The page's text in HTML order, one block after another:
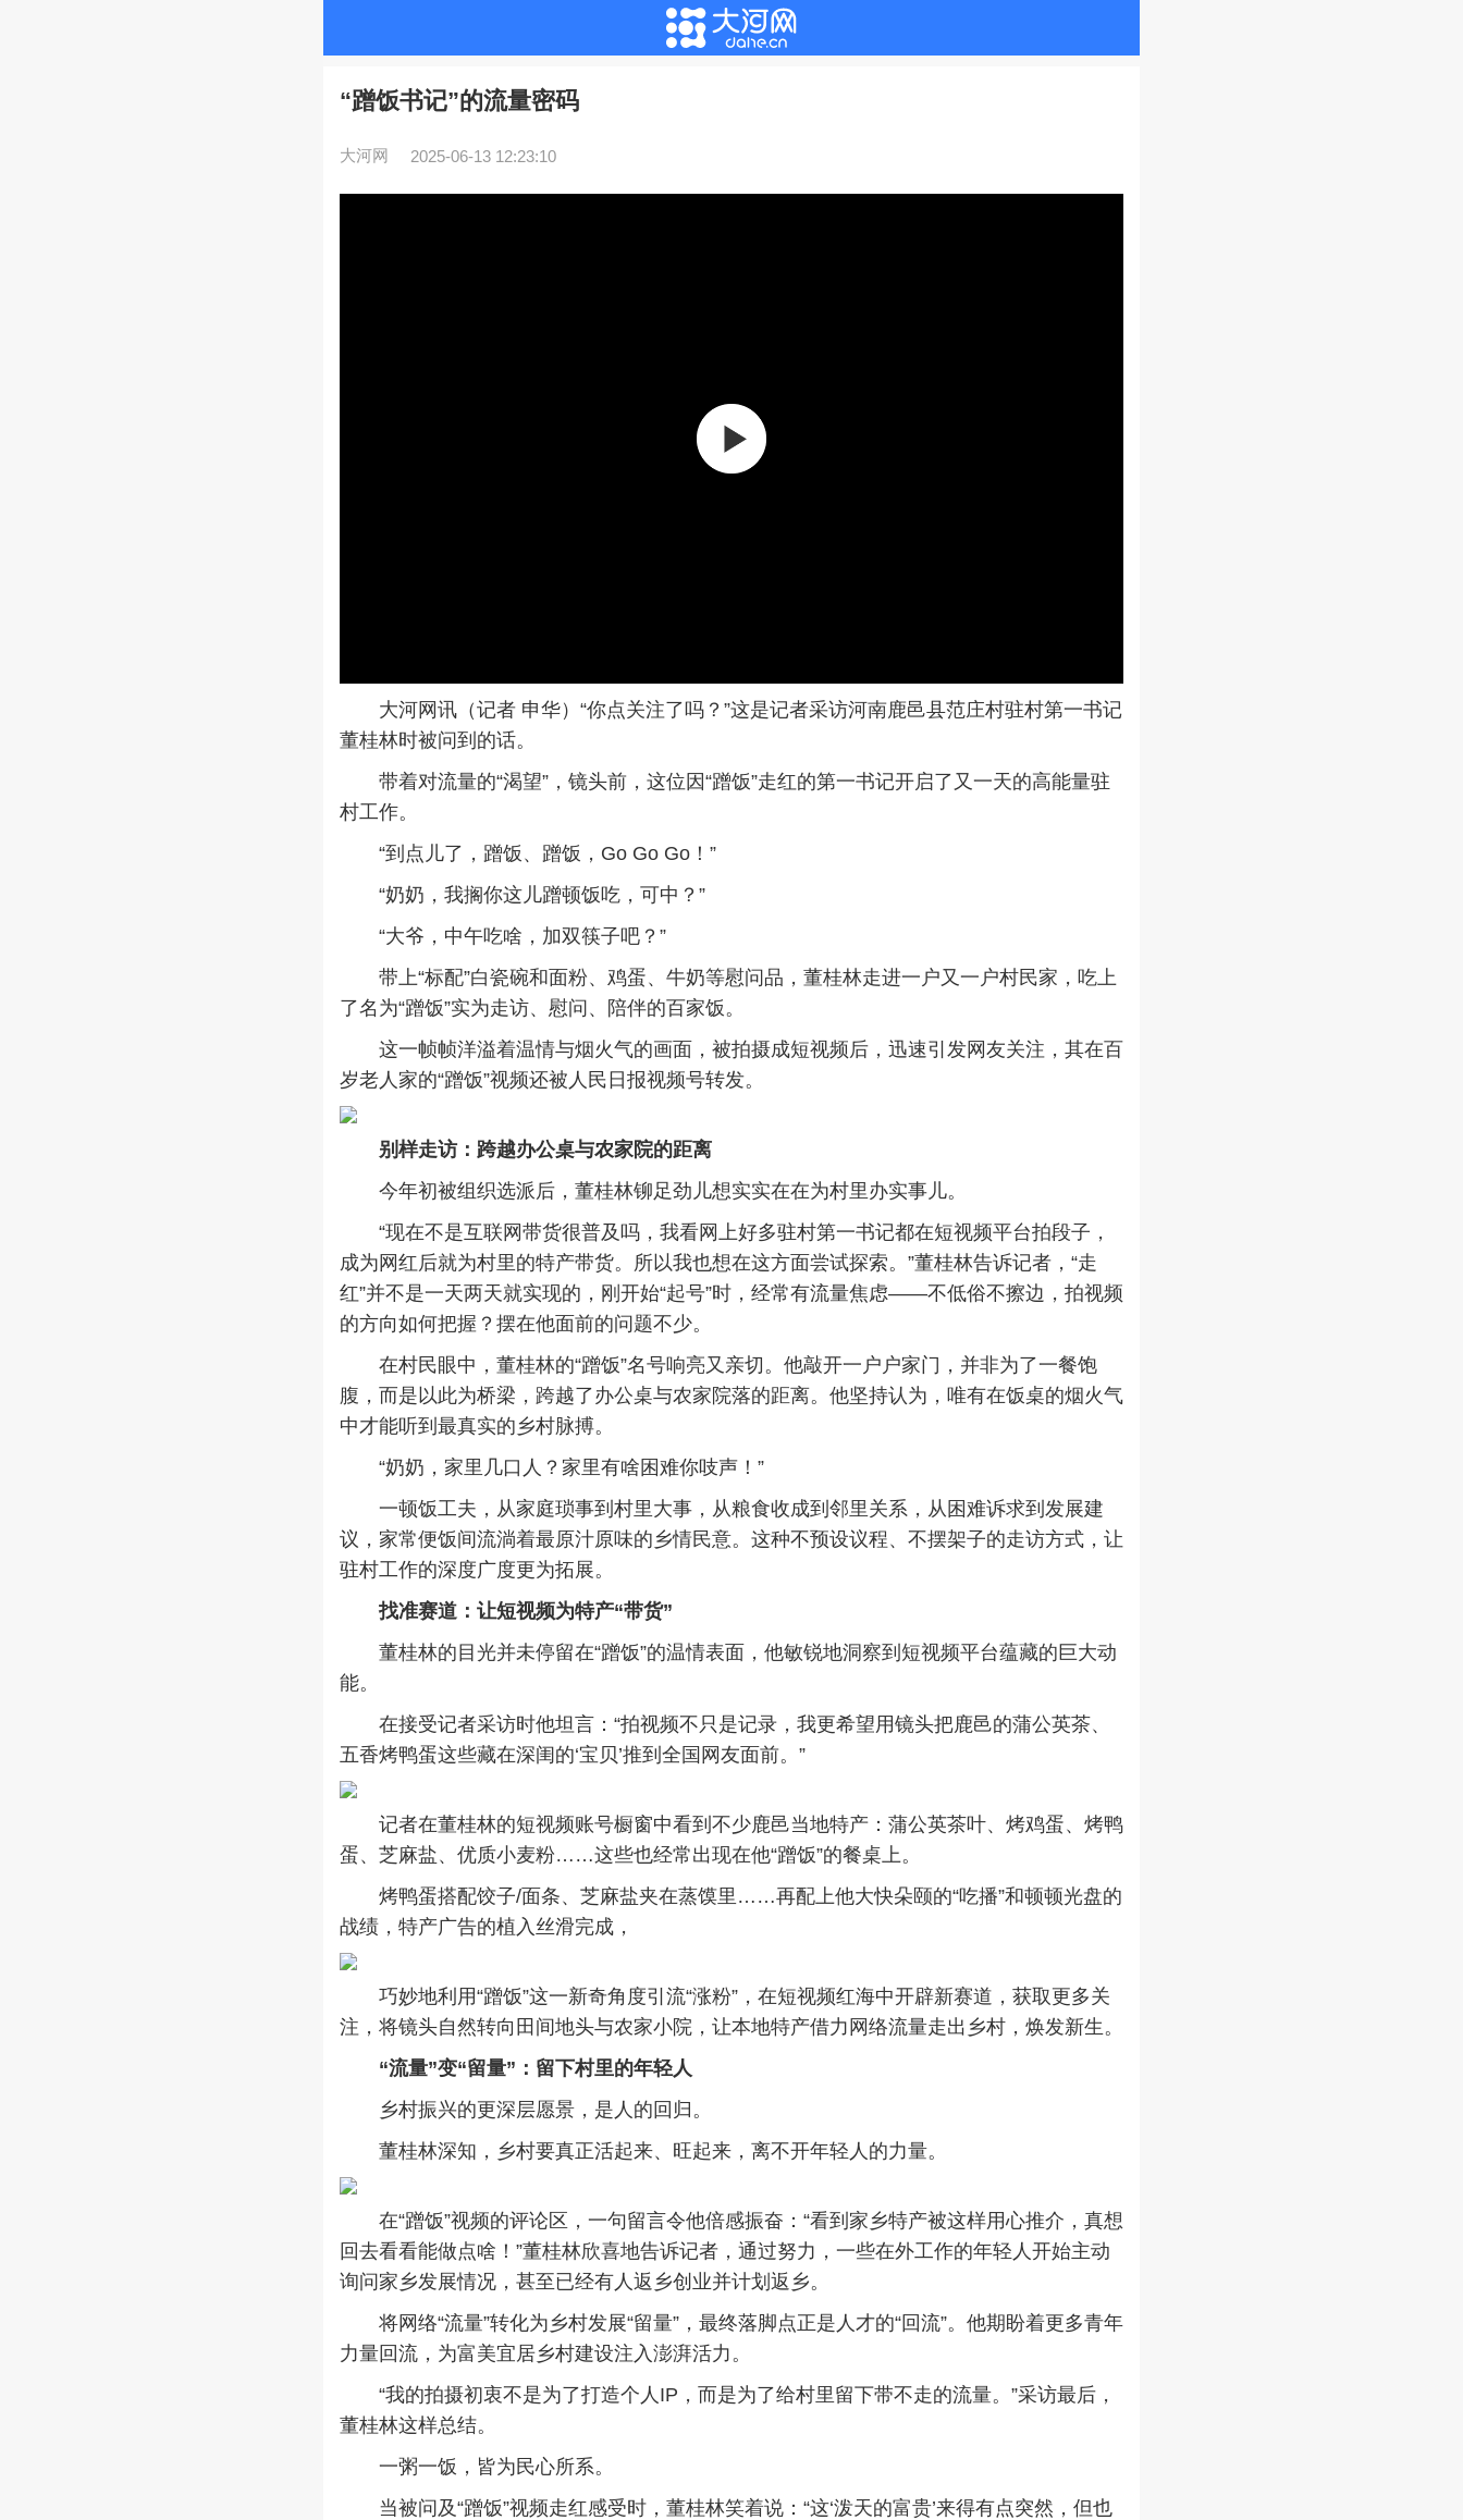
“蹭饭书记”的流量密码
大河网 2025-06-13 12:23:10
大河网讯（记者 申华）“你点关注了吗？”这是记者采访河南鹿邑县范庄村驻村第一书记
董桂林时被问到的话。
带着对流量的“渴望”，镜头前，这位因“蹭饭”走红的第一书记开启了又一天的高能量驻
村工作。
“到点儿了，蹭饭、蹭饭，Go Go Go！”
“奶奶，我搁你这儿蹭顿饭吃，可中？”
“大爷，中午吃啥，加双筷子吧？”
带上“标配”白瓷碗和面粉、鸡蛋、牛奶等慰问品，董桂林走进一户又一户村民家，吃上
了名为“蹭饭”实为走访、慰问、陪伴的百家饭。
这一帧帧洋溢着温情与烟火气的画面，被拍摄成短视频后，迅速引发网友关注，其在百
岁老人家的“蹭饭”视频还被人民日报视频号转发。
别样走访：跨越办公桌与农家院的距离
今年初被组织选派后，董桂林铆足劲儿想实实在在为村里办实事儿。
“现在不是互联网带货很普及吗，我看网上好多驻村第一书记都在短视频平台拍段子，
成为网红后就为村里的特产带货。所以我也想在这方面尝试探索。”董桂林告诉记者，“走
红”并不是一天两天就实现的，刚开始“起号”时，经常有流量焦虑——不低俗不擦边，拍视频
的方向如何把握？摆在他面前的问题不少。
在村民眼中，董桂林的“蹭饭”名号响亮又亲切。他敲开一户户家门，并非为了一餐饱
腹，而是以此为桥梁，跨越了办公桌与农家院落的距离。他坚持认为，唯有在饭桌的烟火气
中才能听到最真实的乡村脉搏。
“奶奶，家里几口人？家里有啥困难你吱声！”
一顿饭工夫，从家庭琐事到村里大事，从粮食收成到邻里关系，从困难诉求到发展建
议，家常便饭间流淌着最原汁原味的乡情民意。这种不预设议程、不摆架子的走访方式，让
驻村工作的深度广度更为拓展。
找准赛道：让短视频为特产“带货”
董桂林的目光并未停留在“蹭饭”的温情表面，他敏锐地洞察到短视频平台蕴藏的巨大动
能。
在接受记者采访时他坦言：“拍视频不只是记录，我更希望用镜头把鹿邑的蒲公英茶、
五香烤鸭蛋这些藏在深闺的‘宝贝’推到全国网友面前。”
记者在董桂林的短视频账号橱窗中看到不少鹿邑当地特产：蒲公英茶叶、烤鸡蛋、烤鸭
蛋、芝麻盐、优质小麦粉……这些也经常出现在他“蹭饭”的餐桌上。
烤鸭蛋搭配饺子/面条、芝麻盐夹在蒸馍里……再配上他大快朵颐的“吃播”和顿顿光盘的
战绩，特产广告的植入丝滑完成，
巧妙地利用“蹭饭”这一新奇角度引流“涨粉”，在短视频红海中开辟新赛道，获取更多关
注，将镜头自然转向田间地头与农家小院，让本地特产借力网络流量走出乡村，焕发新生。
“流量”变“留量”：留下村里的年轻人
乡村振兴的更深层愿景，是人的回归。
董桂林深知，乡村要真正活起来、旺起来，离不开年轻人的力量。
在“蹭饭”视频的评论区，一句留言令他倍感振奋：“看到家乡特产被这样用心推介，真想
回去看看能做点啥！”董桂林欣喜地告诉记者，通过努力，一些在外工作的年轻人开始主动
询问家乡发展情况，甚至已经有人返乡创业并计划返乡。
将网络“流量”转化为乡村发展“留量”，最终落脚点正是人才的“回流”。他期盼着更多青年
力量回流，为富美宜居乡村建设注入澎湃活力。
“我的拍摄初衷不是为了打造个人IP，而是为了给村里留下带不走的流量。”采访最后，
董桂林这样总结。
一粥一饭，皆为民心所系。
当被问及“蹭饭”视频走红感受时，董桂林笑着说：“这‘泼天的富贵’来得有点突然，但也